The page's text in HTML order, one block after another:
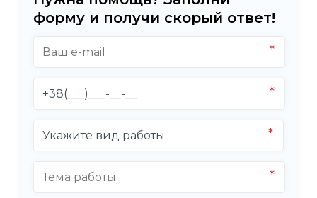
форму и получи скорый ответ!